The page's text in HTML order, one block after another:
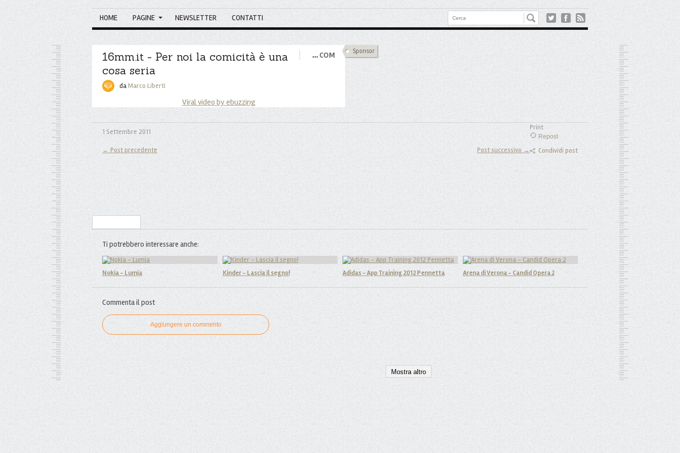
HOME PAGINE NEWSLETTER CONTATTI
16mm.it - Per noi la comicità è una
cosa seria
… COM
daMarco Liberti
Viral video by ebuzzing
Sponsor
1 Settembre 2011
Print
Repost
Condividi post
← Post precedente Post successivo →
Ti potrebbero interessare anche:
Nokia - Lumia Kinder - Lascia il segno! Adidas - App Training 2012 Pennetta Arena di Verona - Candid Opera 2
Commenta il post
Aggiungere un commento
Mostra altro